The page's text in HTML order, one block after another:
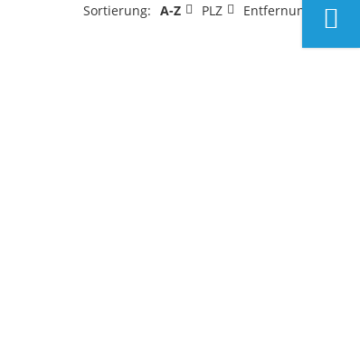
Sortierung: A-Z PLZ Entfernung